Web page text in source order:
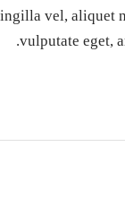
vel, aliquet
vulputate eget,